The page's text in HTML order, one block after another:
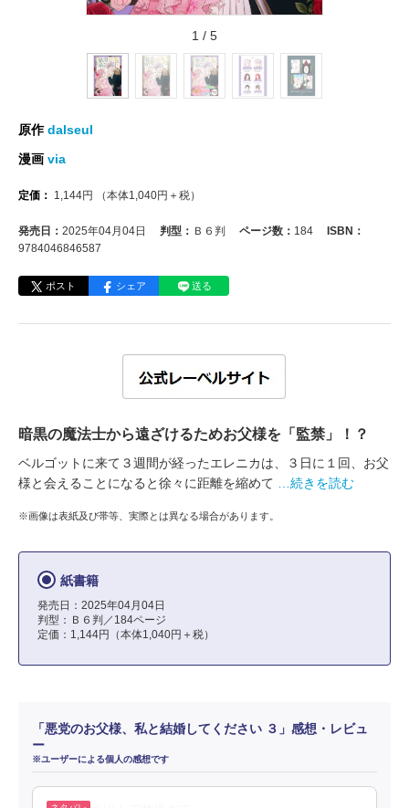
1 / 5
原作dalseul
漫画 via
定価： 1,144円 （本体1,040円＋税）
発売日： 2025年04月04日 判型： Ｂ６判 ページ数： 184
ISBN：
9784046846587
ポスト シェア 送る
暗黒の魔法士から遠ざけるためお父様を「監禁」！？
ベルゴットに来て３週間が経ったエレニカは、３日に１回、お父
様と会えることになると徐々に距離を縮めて
…続きを読む
※画像は表紙及び帯等、実際とは異なる場合があります。
紙書籍
発売日：2025年04月04日
判型：Ｂ６判／184ページ
定価：1,144円（本体1,040円＋税）
「悪党のお父様、私と結婚してください ３」感想・レビュ
ー
※ユーザーによる個人の感想です